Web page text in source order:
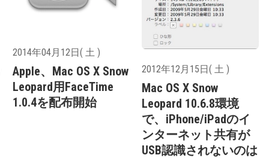
2014年04月12日( 土 )
Apple、Mac OS X Snow
Leopard用FaceTime
1.0.4を配布開始
2012年12月15日( 土 )
Mac OS X Snow
Leopard 10.6.8環境
で、iPhone/iPadのイ
ンターネット共有が
USB認識されないのは